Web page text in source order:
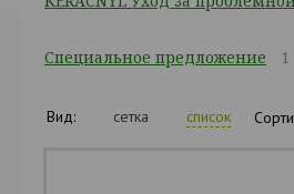
Специальное предложение 1
Вид: сетка список